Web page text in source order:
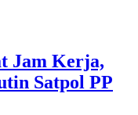
Jam Kerja,
Satpol PP